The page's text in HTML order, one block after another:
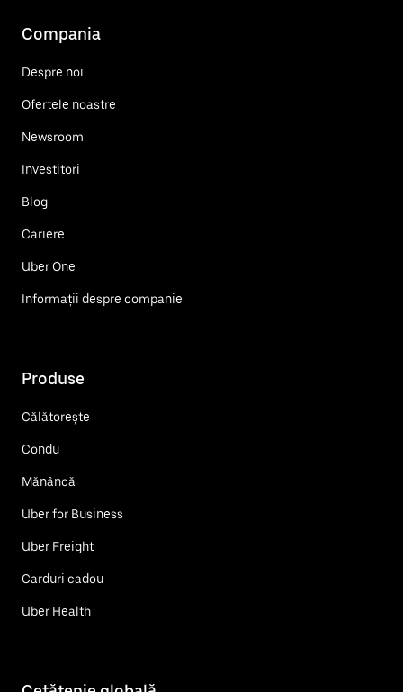
Compania
Despre noi
Ofertele noastre
Newsroom
Investitori
Blog
Cariere
Uber One
Informații despre companie
Produse
Călătorește
Condu
Mănâncă
Uber for Business
Uber Freight
Carduri cadou
Uber Health